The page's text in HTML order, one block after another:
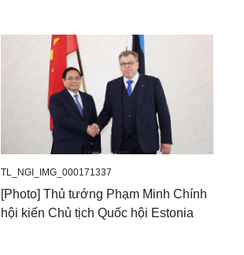
TL_NGI_IMG_000171337
[Photo] Thủ tướng Phạm Minh Chính
hội kiến Chủ tịch Quốc hội Estonia